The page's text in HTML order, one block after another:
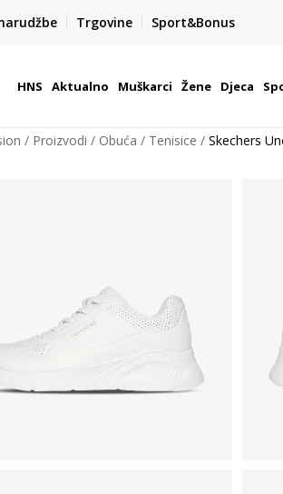
Trgovine Sport&Bonus
BOX NOW
1,50 €
| Više od 800 paketomata u
HNS Aktualno Muškarci Žene Djeca
Proizvodi Obuća Tenisice Skechers